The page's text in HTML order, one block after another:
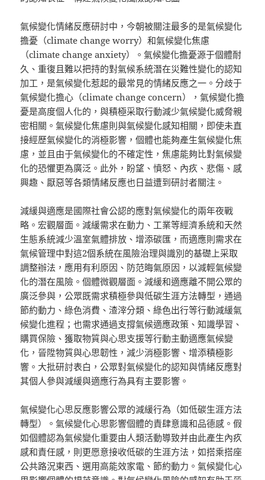
氣候變化情緒反應研討中，今朝被關注最多的是氣候變化
擔憂（climate change worry）和氣候變化焦慮
（climate change anxiety）。氣候變化擔憂源于個體耐
久、重復且難以把持的對氣候系統潛在災難性變化的認知
加工，是氣候變化惹起的最常見的情緒反應之一。分歧于
氣候變化擔心（climate change concern），氣候變化擔
憂是高度個人化的，與積極采取行動減少氣候變化威脅親
密相關。氣候變化焦慮則與氣候變化感知相關，即使未直
接經歷氣候變化的消極影響，個體也能夠產生氣候變化焦
慮，並且由于氣候變化的不確定性，焦慮能夠比對氣候變
化的恐懼更為廣泛。此外，盼望、憤怒、內疚、悲傷、感
興趣、厭惡等各類情緒反應也日益遭到研討者關注。
減緩與適應是國際社會公認的應對氣候變化的兩年夜戰
略。宏觀層面。減緩需求在動力、工業等經濟系統和天然
生態系統減少溫室氣體排放、增添碳匯，而適應則需求在
氣候管理中對這2個系統在風險治理與識別的基礎上采取
調整辦法，應用有利原因、防范晦氣原因，以減輕氣候變
化的潛在風險。個體微觀層面。減緩和適應離不開公眾的
廣泛參與，公眾既需求積極參與低碳生涯方法轉型，通過
節約動力、綠色消費、渣滓分類、綠色出行等行動減緩氣
候變化進程；也需求通過支撐氣候適應政策、知識學習、
購買保險、獲取物質與心思支援等行動主動適應氣候變
化，晉陞物質與心思韌性，減少消極影響、增添積極影
響。大批研討表白，公眾對氣候變化的認知與情緒反應對
其個人參與減緩與適應行為具有主要影響。
氣候變化心思反應影響公眾的減緩行為（如低碳生涯方法
轉型）。氣候變化心思影響個體的責肆意識和品德感。假
如個體認為氣候變化重要由人類活動導致并由此產生內疚
感和責任感，則更愿意接收低碳的生涯方法，如搭乘搭座
公共路況東西、選用高能效家電、節約動力。氣候變化心